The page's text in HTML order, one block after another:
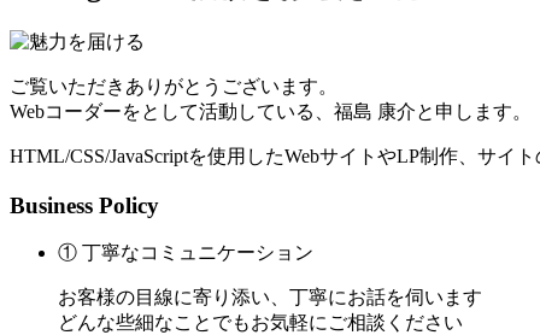
ご覧いただきありがとうございます。
Webコーダーをとして活動している、福島 康介と申します。
HTML/CSS/JavaScriptを使用したWebサイトやLP制作、サイ
Business Policy
① 丁寧なコミュニケーション
お客様の目線に寄り添い、丁寧にお話を伺います
どんな些細なことでもお気軽にご相談ください